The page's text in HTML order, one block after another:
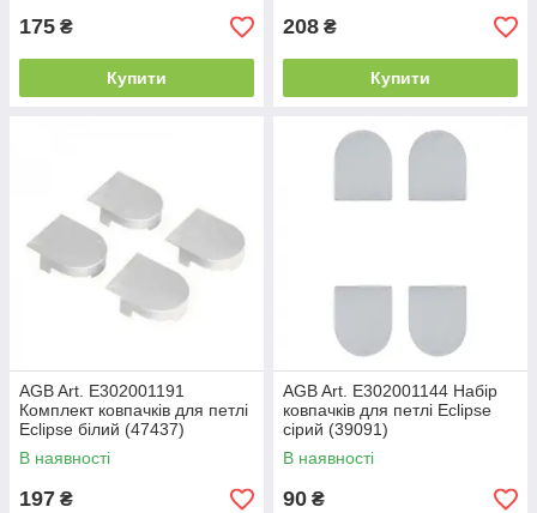
175 ₴
Купити
208 ₴
Купити
AGB Art. E302001191
Комплект ковпачків для петлі
Eclipse білий (47437)
В наявності
197 ₴
AGB Art. E302001144 Набір
ковпачків для петлі Eclipse
сірий (39091)
В наявності
90 ₴